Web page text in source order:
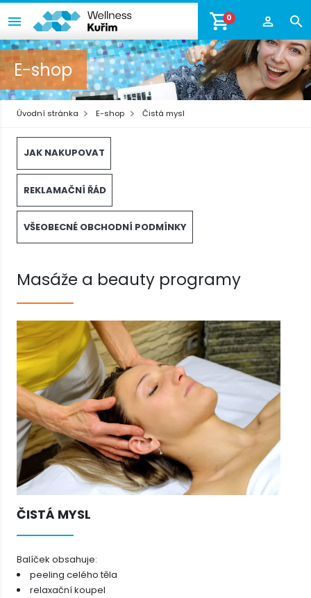
0
E-shop
Úvodní stránka E-shop Čistá mysl
JAK NAKUPOVAT
REKLAMAČNÍ ŘÁD
VŠEOBECNÉ OBCHODNÍ PODMÍNKY
Masáže a beauty programy
ČISTÁ MYSL
Balíček obsahuje:
peeling celého těla
relaxační koupel